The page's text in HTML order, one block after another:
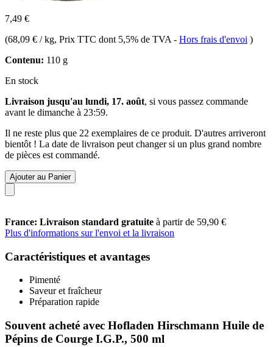
7,49 €
(68,09 € / kg, Prix TTC dont 5,5% de TVA - Hors frais d'envoi )
Contenu: 110 g
En stock
Livraison jusqu'au lundi, 17. août, si vous passez commande
avant le dimanche à 23:59.
Il ne reste plus que 22 exemplaires de ce produit. D'autres arriveront
bientôt ! La date de livraison peut changer si un plus grand nombre
de pièces est commandé.
Ajouter au Panier
France: Livraison standard gratuite à partir de 59,90 €
Plus d'informations sur l'envoi et la livraison
Caractéristiques et avantages
Pimenté
Saveur et fraîcheur
Préparation rapide
Souvent acheté avec Hofladen Hirschmann Huile de
Pépins de Courge I.G.P., 500 ml